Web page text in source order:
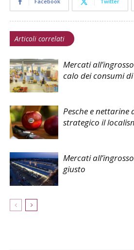
Articoli correlati
Mercati
calo dei consumi
Pesche e nettarine
strategico il
Mercati
giusto